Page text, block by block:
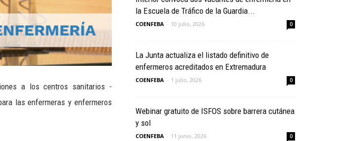
a los centros sanitarios -
las enfermeras y enfermeros
la Escuela de Tráfico de la Guardia...
COENFEBA - 10 julio, 2026 0
La Junta actualiza el listado definitivo de
enfermeros acreditados en Extremadura
COENFEBA - 1 julio, 2026 0
Webinar gratuito de ISFOS sobre barrera cutánea
y sol
COENFEBA - 11 junio, 2026 0